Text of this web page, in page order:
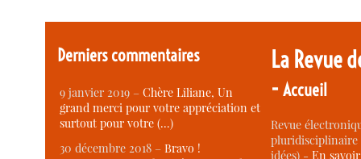
Derniers commentaires
9 janvier 2019 –Chère Liliane, Un
grand merci pour votre appréciation et
surtout pour votre (…)
30 décembre 2018 –Bravo !
La Revue
-Accueil
Revue
idées) -En